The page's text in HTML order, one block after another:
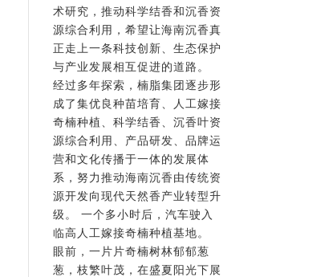
术研究，推动科学结香和沉香资
源综合利用，希望让海南沉香真
正走上一条科技创新、生态保护
与产业发展相互促进的道路。
经过多年探索，楠脂集团逐步形
成了集优良种苗培育、人工嫁接
奇楠种植、科学结香、沉香叶资
源综合利用、产品研发、品牌运
营和文化传播于一体的发展体
系，努力推动海南沉香由传统资
源开发向现代天然香产业转型升
级。 一个多小时后，汽车驶入
临高人工嫁接奇楠种植基地。
眼前，一片片奇楠树林郁郁葱
葱，枝繁叶茂，在盛夏阳光下展